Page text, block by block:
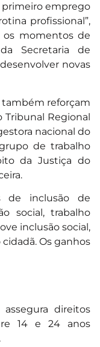
primeiro emprego
profissional”,
os momentos de
Secretaria de
novas
também reforçam
Tribunal Regional
nacional do
de trabalho
da Justiça do
de inclusão de
social, trabalho
inclusão social,
Os ganhos
direitos
14 e 24 anos